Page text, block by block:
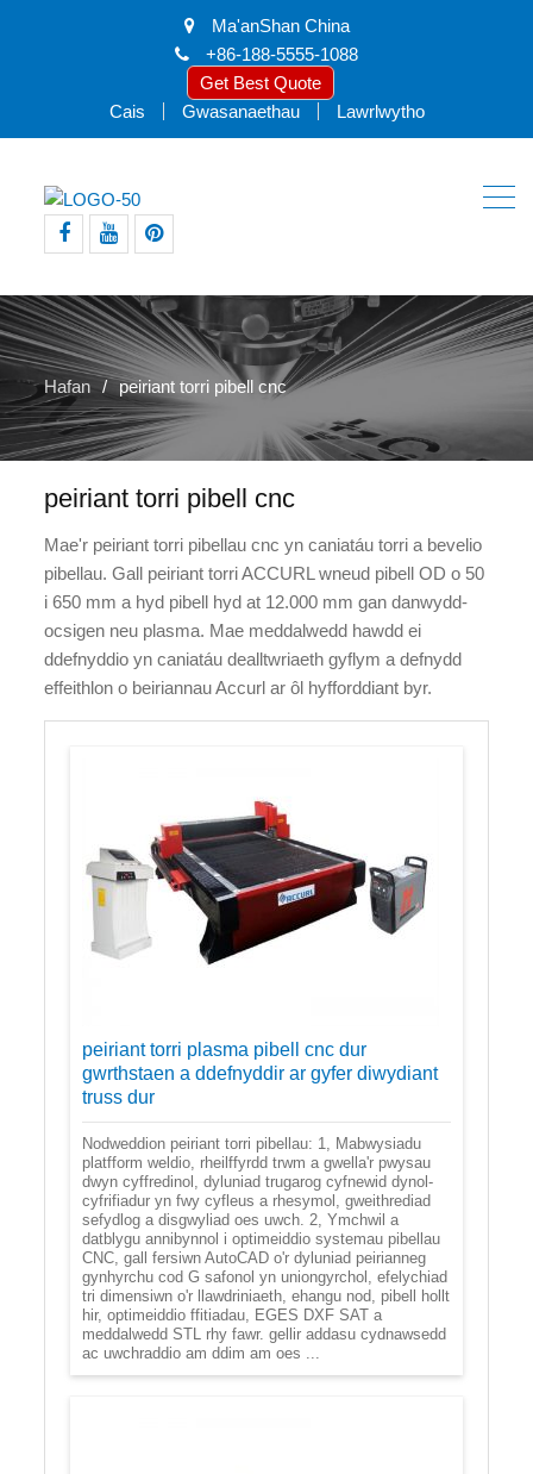
Ma'anShan China
+86-188-5555-1088
Get Best Quote
Cais
Gwasanaethau Lawrlwytho
Hafan peiriant torri pibell cnc
peiriant torri pibell cnc
Mae'r peiriant torri pibellau cnc yn caniatáu torri a bevelio
pibellau. Gall peiriant torri ACCURL wneud pibell OD o 50
i 650 mm a hyd pibell hyd at 12.000 mm gan danwydd-
ocsigen neu plasma. Mae meddalwedd hawdd ei
ddefnyddio yn caniatáu dealltwriaeth gyflym a defnydd
effeithlon o beiriannau Accurl ar ôl hyfforddiant byr.
peiriant torri plasma pibell cnc dur
gwrthstaen a ddefnyddir ar gyfer diwydiant
truss dur
Nodweddion peiriant torri pibellau: 1, Mabwysiadu
platfform weldio, rheilffyrdd trwm a gwella'r pwysau
dwyn cyffredinol, dyluniad trugarog cyfnewid dynol-
cyfrifiadur yn fwy cyfleus a rhesymol, gweithrediad
sefydlog a disgwyliad oes uwch. 2, Ymchwil a
datblygu annibynnol i optimeiddio systemau pibellau
CNC, gall fersiwn AutoCAD o'r dyluniad peirianneg
gynhyrchu cod G safonol yn uniongyrchol, efelychiad
tri dimensiwn o'r llawdriniaeth, ehangu nod, pibell hollt
hir, optimeiddio ffitiadau, EGES DXF SAT a
meddalwedd STL rhy fawr. gellir addasu cydnawsedd
ac uwchraddio am ddim am oes ...